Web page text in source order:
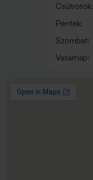
Csütrötök:
Péntek:
Szombat:
Vasárnap: